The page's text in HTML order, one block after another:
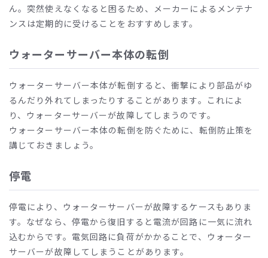
ん。突然使えなくなると困るため、メーカーによるメンテナ
ンスは定期的に受けることをおすすめします。
ウォーターサーバー本体の転倒
ウォーターサーバー本体が転倒すると、衝撃により部品がゆ
るんだり外れてしまったりすることがあります。これによ
り、ウォーターサーバーが故障してしまうのです。
ウォーターサーバー本体の転倒を防ぐために、転倒防止策を
講じておきましょう。
停電
停電により、ウォーターサーバーが故障するケースもありま
す。なぜなら、停電から復旧すると電流が回路に一気に流れ
込むからです。電気回路に負荷がかかることで、ウォーター
サーバーが故障してしまうことがあります。